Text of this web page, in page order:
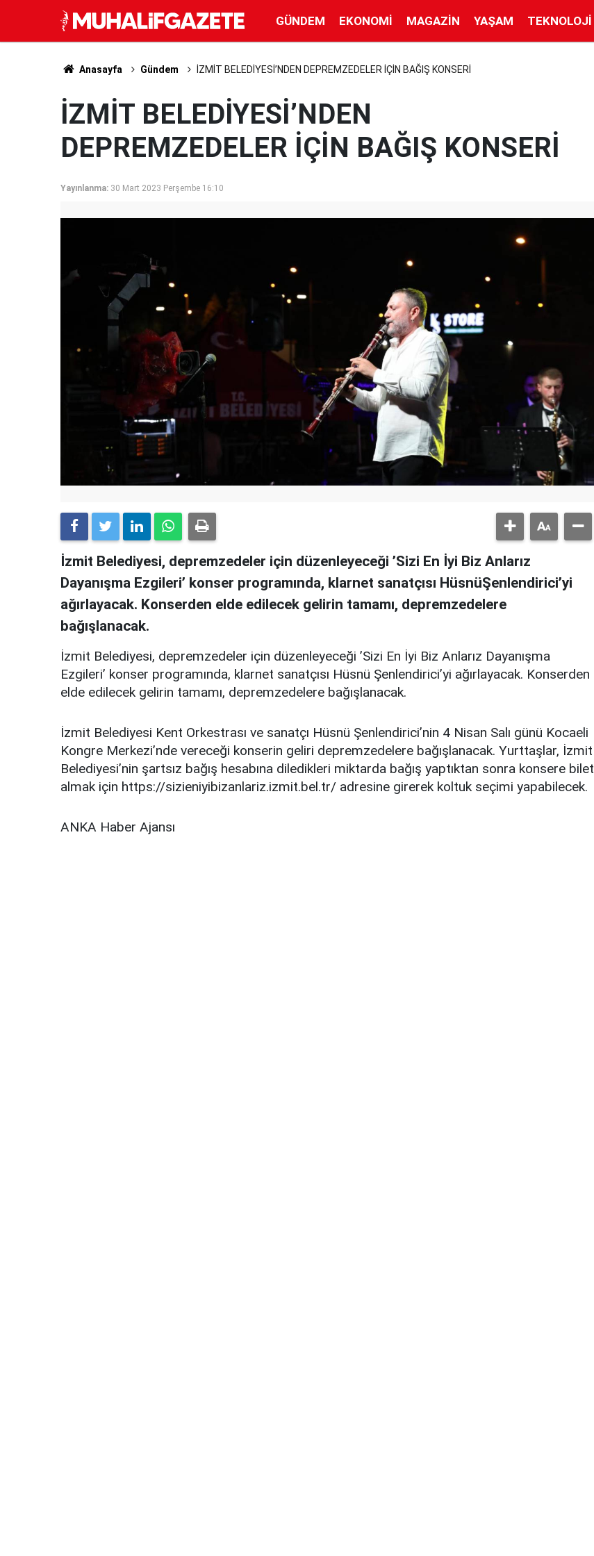
GÜNDEM EKONOMI MAGAZIN YAŞAM TEKNOLOJI
Anasayfa Gündem İZMİT BELEDİYESİ’NDEN DEPREMZEDELER İÇİN BAĞIŞ KONSERİ
İZMİT BELEDİYESİ’NDEN
DEPREMZEDELER İÇİN BAĞIŞ KONSERİ
Yayınlanma: 30 Mart 2023 Perşembe 16:10
İzmit Belediyesi, depremzedeler için düzenleyeceği ’Sizi En İyi Biz Anlarız
Dayanışma Ezgileri’ konser programında, klarnet sanatçısı HüsnüŞenlendirici’yi
ağırlayacak. Konserden elde edilecek gelirin tamamı, depremzedelere
bağışlanacak.
İzmit Belediyesi, depremzedeler için düzenleyeceği ’Sizi En İyi Biz Anlarız Dayanışma
Ezgileri’ konser programında, klarnet sanatçısı Hüsnü Şenlendirici’yi ağırlayacak. Konserden
elde edilecek gelirin tamamı, depremzedelere bağışlanacak.
İzmit Belediyesi Kent Orkestrası ve sanatçı Hüsnü Şenlendirici’nin 4 Nisan Salı günü Kocaeli
Kongre Merkezi’nde vereceği konserin geliri depremzedelere bağışlanacak. Yurttaşlar, İzmit
Belediyesi’nin şartsız bağış hesabına diledikleri miktarda bağış yaptıktan sonra konsere bilet
almak için https://sizieniyibizanlariz.izmit.bel.tr/ adresine girerek koltuk seçimi yapabilecek.
ANKA Haber Ajansı